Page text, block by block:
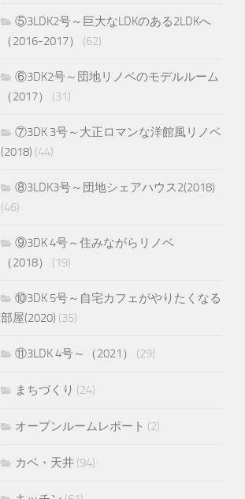
⑤3LDK2号～巨大なLDKのある2LDKへ
（2016-2017）
(62)
⑥3DK2号～団地リノベのモデルルーム
（2017）
(31)
⑦3DK 3号～大正ロマンな洋館風リノベ
(2018) (44)
⑧3LDK3号～団地シェアハウス2(2018)
(46)
⑨3DK 4号～住みながらリノベ
（2018）
(19)
⑩3DK 5号～自宅カフェがやりたくなる
部屋(2020) (35)
⑪3LDK 4号～（2021） (29)
まちづくり (24)
オープンルームレポート (2)
カベ・天井 (94)